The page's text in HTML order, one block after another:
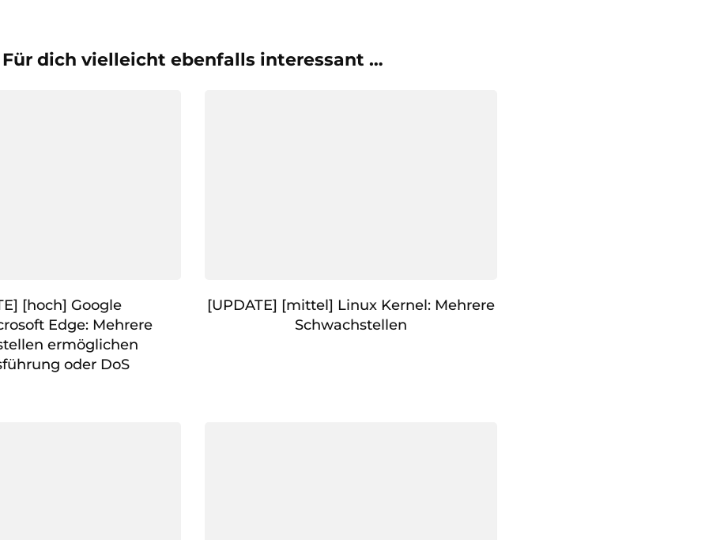
Für dich vielleicht ebenfalls interessant …
[hoch] Google
Edge: Mehrere
ermöglichen
oder DoS
[UPDATE] [mittel] Linux Kernel: Mehrere
Schwachstellen